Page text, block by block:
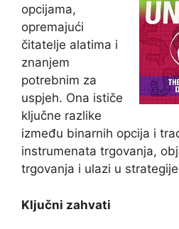
opcijama,
opremajući
čitatelje alatima i
znanjem
potrebnim za
uspjeh. Ona ističe
ključne razlike
između binarnih opcija i
instrumenata trgovanja,
trgovanja i ulazi u
Ključni zahvati